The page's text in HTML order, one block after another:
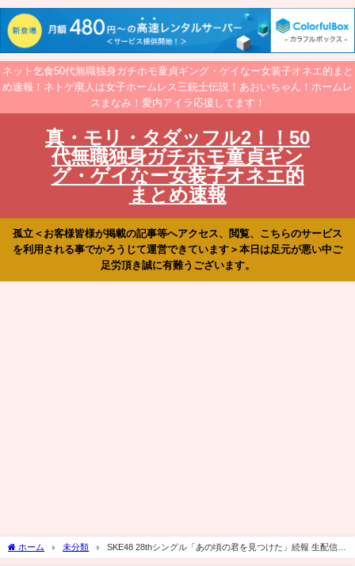
ネット乞食50代無職独身ガチホモ童貞ギング・ゲイなー女装子オネエ的まと
め速報！ネトゲ廃人は女子ホームレス三銃士伝説！あおいちゃん！ホームレ
スまなみ！愛内アイラ応援してます！
真・モリ・タダッフル2！！50
代無職独身ガチホモ童貞ギン
グ・ゲイなー女装子オネエ的
まとめ速報
孤立＜お客様皆様が掲載の記事等へアクセス、閲覧、こちらのサービス
を利用される事でかろうじて運営できています＞本日は足元が悪い中ご
足労頂き誠に有難うございます。
ホーム 未分類
SKE48 28thシングル「あの頃の君を見つけた」続報 生配信
～新曲初披露！最新情報盛りだくさん！お腹いっぱいSP～